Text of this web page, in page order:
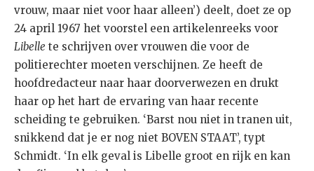
vrouw, maar niet voor haar alleen’) deelt, doet ze op
24 april 1967 het voorstel een artikelenreeks voor
Libelle te schrijven over vrouwen die voor de
politierechter moeten verschijnen. Ze heeft de
hoofdredacteur naar haar doorverwezen en drukt
haar op het hart de ervaring van haar recente
scheiding te gebruiken. ‘Barst nou niet in tranen uit,
snikkend dat je er nog niet BOVEN STAAT’, typt
Schmidt. ‘In elk geval is Libelle groot en rijk en kan